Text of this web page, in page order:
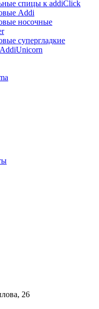
спицы к addiClick
Addi
носочные
супергладкие
26